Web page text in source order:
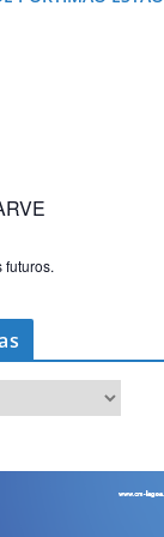
futuros.